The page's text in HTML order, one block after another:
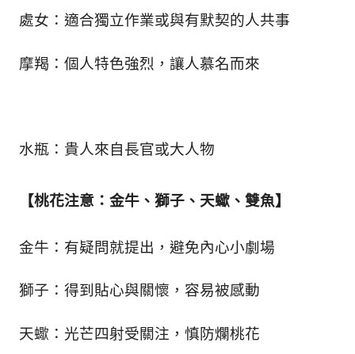
起
專
活
態
處女：適合獨立作業或與有默契的人共事
摩羯：個人特色強烈，讓人慕名而來
水瓶：貴人來自長官或大人物
【桃花注意：金牛、獅子、天蠍、雙魚】
金牛：有疑問就提出，避免內心小劇場
獅子：得到貼心與關懷，容易被感動
天蠍：光芒四射受關注，慎防爛桃花